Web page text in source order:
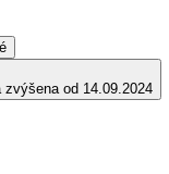
zvýšena od 14.09.2024